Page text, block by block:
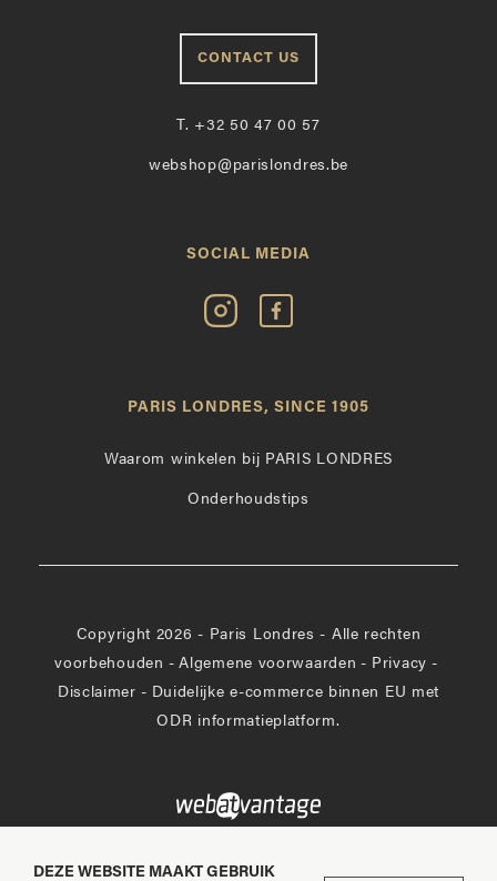
CONTACT US
T. +32 50 47 00 57
webshop@parislondres.be
SOCIAL MEDIA
Volg
Paris
Instagram
Vind
op
PARIS LONDRES, SINCE 1905
Waarom winkelen bij PARIS LONDRES
Onderhoudstips
Copyright 2026 - Paris Londres - Alle rechten
voorbehouden - Algemene voorwaarden - Privacy -
Disclaimer - Duidelijke e-commerce binnen EU met
ODR informatieplatform.
DEZE WEBSITE MAAKT GEBRUIK